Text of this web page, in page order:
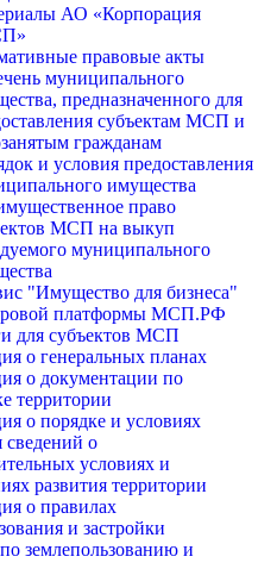
АО «Корпорация
правовые акты
муниципального
предназначенного для
субъектам МСП и
гражданам
и условия предоставления
имущества
право
МСП на выкуп
муниципального
"Имущество для бизнеса"
платформы МСП.РФ
для субъектов МСП
о генеральных планах
о документации по
территории
о порядке и условиях
сведений о
условиях и
развития территории
о правилах
и застройки
землепользованию и